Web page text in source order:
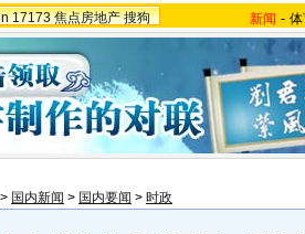
17173 焦点房地产 搜狗 新闻 -
> 国内新闻 > 国内要闻 > 时政